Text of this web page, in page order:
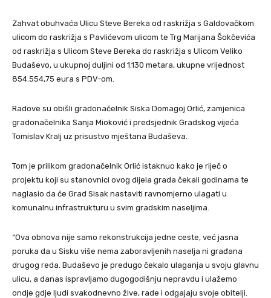
Zahvat obuhvaća Ulicu Steve Bereka od raskrižja s Galdovačkom
ulicom do raskrižja s Pavlićevom ulicom te Trg Marijana Šokčevića
od raskrižja s Ulicom Steve Bereka do raskrižja s Ulicom Veliko
Budaševo, u ukupnoj duljini od 1.130 metara, ukupne vrijednost
854.554,75 eura s PDV-om.
Radove su obišli gradonačelnik Siska Domagoj Orlić, zamjenica
gradonačelnika Sanja Mioković i predsjednik Gradskog vijeća
Tomislav Kralj uz prisustvo mještana Budaševa.
Tom je prilikom gradonačelnik Orlić istaknuo kako je riječ o
projektu koji su stanovnici ovog dijela grada čekali godinama te
naglasio da će Grad Sisak nastaviti ravnomjerno ulagati u
komunalnu infrastrukturu u svim gradskim naseljima.
“Ova obnova nije samo rekonstrukcija jedne ceste, već jasna
poruka da u Sisku više nema zaboravljenih naselja ni građana
drugog reda. Budaševo je predugo čekalo ulaganja u svoju glavnu
ulicu, a danas ispravljamo dugogodišnju nepravdu i ulažemo
ondje gdje ljudi svakodnevno žive, rade i odgajaju svoje obitelji.